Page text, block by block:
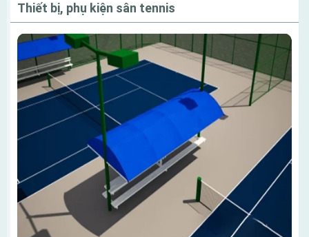
Thiết bị, phụ kiện sân tennis